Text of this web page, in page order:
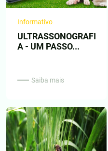
Informativo
ULTRASSONOGRAFI
A - UM PASSO...
Saiba mais